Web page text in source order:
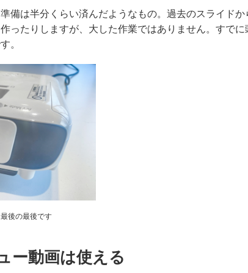
備は半分くらい済んだようなもの。過去のスライド
ったりしますが、大した作業ではありません。すで
。
後の最後です
ー動画は使える